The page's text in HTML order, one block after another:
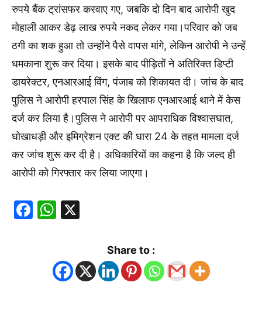
रुपये बैंक ट्रांसफर करवाए गए, जबकि दो दिन बाद आरोपी खुद
मोहाली आकर डेढ़ लाख रुपये नकद लेकर गया।परिवार को जब
ठगी का शक हुआ तो उन्होंने पैसे वापस मांगे, लेकिन आरोपी ने उन्हें
धमकाना शुरू कर दिया। इसके बाद पीड़ितों ने अतिरिक्त डिप्टी
डायरेक्टर, एनआरआई विंग, पंजाब को शिकायत दी। जांच के बाद
पुलिस ने आरोपी हरपाल सिंह के खिलाफ एनआरआई थाने में केस
दर्ज कर लिया है।पुलिस ने आरोपी पर आपराधिक विश्वासघात,
धोखाधड़ी और इमिग्रेशन एक्ट की धारा 24 के तहत मामला दर्ज
कर जांच शुरू कर दी है। अधिकारियों का कहना है कि जल्द ही
आरोपी को गिरफ्तार कर लिया जाएगा।
Facebook
WhatsApp
Share to :